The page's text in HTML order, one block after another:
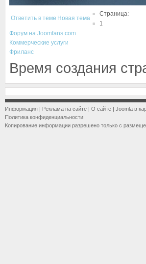
Ответить в теме Новая тема
Страница:
1
Форум на Joomfans.com
Коммерческие услуги
Фриланс
Время создания
Информация | Реклама на сайте | О сайте | Joomla в
Политика конфиденциальности
Копирование информации разрешено только с